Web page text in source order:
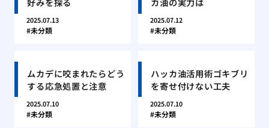
2025.07.13
未分類
2025.07.12
未分類
ムカデに咬まれたらどう
する応急処置と注意
2025.07.10
未分類
ハッカ油活用術ゴキブリ
を寄せ付けない工夫
2025.07.10
未分類